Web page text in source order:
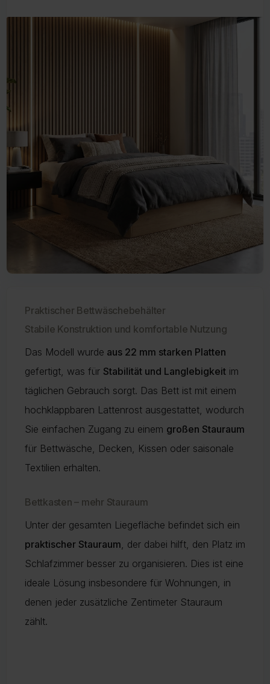
Praktischer Bettwäschebehälter
Stabile Konstruktion und komfortable Nutzung
Das Modell wurde aus 22 mm starken Platten
gefertigt, was für Stabilität und Langlebigkeit im
täglichen Gebrauch sorgt. Das Bett ist mit einem
hochklappbaren Lattenrost ausgestattet, wodurch
Sie einfachen Zugang zu einem großen Stauraum
für Bettwäsche, Decken, Kissen oder saisonale
Textilien erhalten.
Bettkasten – mehr Stauraum
Unter der gesamten Liegefläche befindet sich ein
praktischer Stauraum, der dabei hilft, den Platz im
Schlafzimmer besser zu organisieren. Dies ist eine
ideale Lösung insbesondere für Wohnungen, in
denen jeder zusätzliche Zentimeter Stauraum
zählt.